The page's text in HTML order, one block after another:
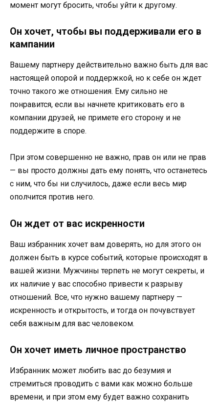
момент могут бросить, чтобы уйти к другому.
Он хочет, чтобы вы поддерживали его в
кампании
Вашему партнеру действительно важно быть для вас
настоящей опорой и поддержкой, но к себе он ждет
точно такого же отношения. Ему сильно не
понравится, если вы начнете критиковать его в
компании друзей, не примете его сторону и не
поддержите в споре.
При этом совершенно не важно, прав он или не прав
— вы просто должны дать ему понять, что останетесь
с ним, что бы ни случилось, даже если весь мир
ополчится против него.
Он ждет от вас искренности
Ваш избранник хочет вам доверять, но для этого он
должен быть в курсе событий, которые происходят в
вашей жизни. Мужчины терпеть не могут секреты, и
их наличие у вас способно привести к разрыву
отношений. Все, что нужно вашему партнеру —
искренность и открытость, и тогда он почувствует
себя важным для вас человеком.
Он хочет иметь личное пространство
Избранник может любить вас до безумия и
стремиться проводить с вами как можно больше
времени, и при этом ему будет важно сохранить